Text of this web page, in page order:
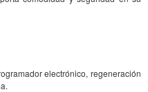
electrónico, regeneración